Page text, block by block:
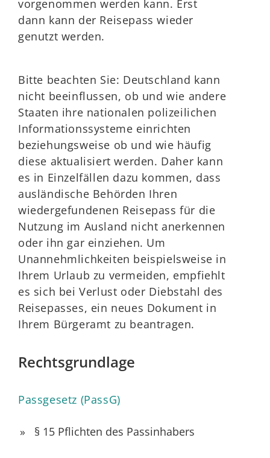
vorgenommen werden kann. Erst
dann kann der Reisepass wieder
genutzt werden.
Bitte beachten Sie: Deutschland kann
nicht beeinflussen, ob und wie andere
Staaten ihre nationalen polizeilichen
Informationssysteme einrichten
beziehungsweise ob und wie häufig
diese aktualisiert werden. Daher kann
es in Einzelfällen dazu kommen, dass
ausländische Behörden Ihren
wiedergefundenen Reisepass für die
Nutzung im Ausland nicht anerkennen
oder ihn gar einziehen. Um
Unannehmlichkeiten beispielsweise in
Ihrem Urlaub zu vermeiden, empfiehlt
es sich bei Verlust oder Diebstahl des
Reisepasses, ein neues Dokument in
Ihrem Bürgeramt zu beantragen.
Rechtsgrundlage
Passgesetz (PassG)
§ 15 Pflichten des Passinhabers